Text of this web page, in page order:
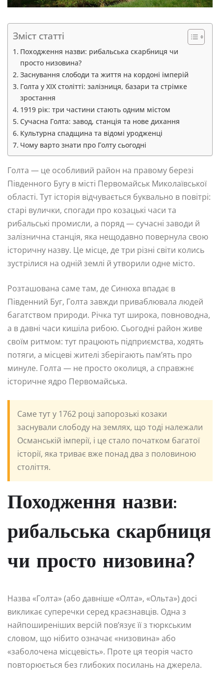
Зміст статті
Походження назви: рибальська скарбниця чи
просто низовина?
Заснування слободи та життя на кордоні імперій
Голта у XIX столітті: залізниця, базари та стрімке
зростання
1919 рік: три частини стають одним містом
Сучасна Голта: завод, станція та нове дихання
Культурна спадщина та відомі уродженці
Чому варто знати про Голту сьогодні
Голта — це особливий район на правому березі
Південного Бугу в місті Первомайськ Миколаївської
області. Тут історія відчувається буквально в повітрі:
старі вулички, спогади про козацькі часи та
рибальські промисли, а поряд — сучасні заводи й
залізнична станція, яка нещодавно повернула свою
історичну назву. Це місце, де три різні світи колись
зустрілися на одній землі й утворили одне місто.
Розташована саме там, де Синюха впадає в
Південний Буг, Голта завжди приваблювала людей
багатством природи. Річка тут широка, повноводна,
а в давні часи кишіла рибою. Сьогодні район живе
своїм ритмом: тут працюють підприємства, ходять
потяги, а місцеві жителі зберігають пам’ять про
минуле. Голта — не просто околиця, а справжнє
історичне ядро Первомайська.
Саме тут у 1762 році запорозькі козаки
заснували слободу на землях, що тоді належали
Османській імперії, і це стало початком багатої
історії, яка триває вже понад два з половиною
століття.
Походження назви:
рибальська скарбниця
чи просто низовина?
Назва «Голта» (або давніше «Олта», «Ольта») досі
викликає суперечки серед краєзнавців. Одна з
найпоширеніших версій пов’язує її з тюркським
словом, що нібито означає «низовина» або
«заболочена місцевість». Проте ця теорія часто
повторюється без глибоких посилань на джерела.